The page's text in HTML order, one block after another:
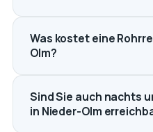
Was kostet eine
Olm?
Sind Sie auch nachts
in Nieder-Olm